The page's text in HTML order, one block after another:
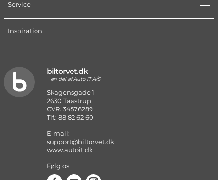
Service
Inspiration
biltorvet.dk
en del af Auto IT A/S
Skagensgade 1
2630 Taastrup
CVR: 34576289
Tlf.: 88 82 62 60
E-mail:
support@biltorvet.dk
www.autoit.dk
Følg os